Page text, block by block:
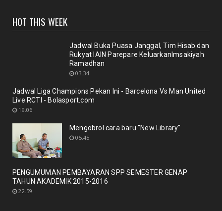
Sinergi dosen dan Perpustakaan melalui workshop
repository y...
November 10, 2020
UNCATEGORIZED
Nuansa berbunga bunga bentuk respon terhadap
October 21, 2020
Membicarakan Kesiapan perpustakaan bagi
pemustaka baru
Mengobrol cara baru "New Library"
September 12, 2020
HOT THIS WEEK
Jadwal Buka Puasa Janggal, Tim Hisab dan
Rukyat IAIN Parepare KeluarkanImsakiyah
Ramadhan
03.34
Jadwal Liga Champions Pekan Ini - Barcelona Vs Man United
Live RCTI - Bolasport.com
19.06
Mengobrol cara baru "New Library"
05.45
PENGUMUMAN PEMBAYARAN SPP SEMESTER GENAP
TAHUN AKADEMIK 2015-2016
22.59